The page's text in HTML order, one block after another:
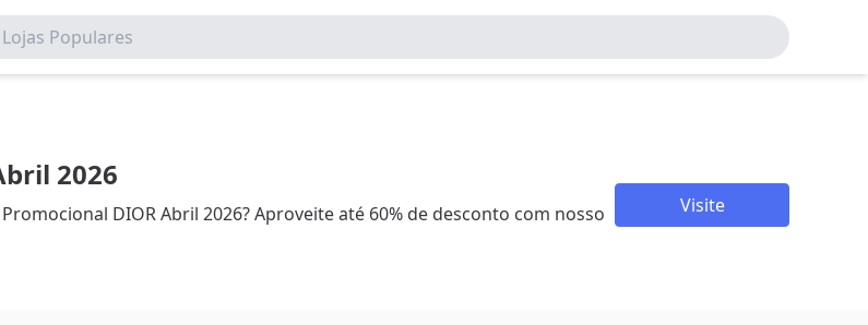
Populares
2026
DIOR Abril 2026? Aproveite até 60% de desconto com nosso
Visite